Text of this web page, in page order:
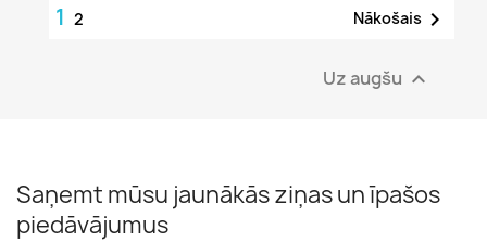
1 2 Nākošais 
Uz augšu 
Saņemt mūsu jaunākās ziņas un īpašos
piedāvājumus